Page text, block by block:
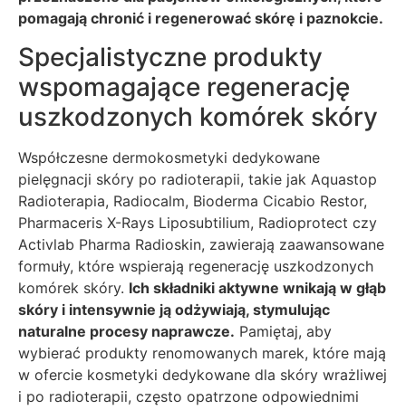
pomagają chronić i regenerować skórę i paznokcie.
Specjalistyczne produkty
wspomagające regenerację
uszkodzonych komórek skóry
Współczesne dermokosmetyki dedykowane
pielęgnacji skóry po radioterapii, takie jak Aquastop
Radioterapia, Radiocalm, Bioderma Cicabio Restor,
Pharmaceris X-Rays Liposubtilium, Radioprotect czy
Activlab Pharma Radioskin, zawierają zaawansowane
formuły, które wspierają regenerację uszkodzonych
komórek skóry. Ich składniki aktywne wnikają w głąb
skóry i intensywnie ją odżywiają, stymulując
naturalne procesy naprawcze. Pamiętaj, aby
wybierać produkty renomowanych marek, które mają
w ofercie kosmetyki dedykowane dla skóry wrażliwej
i po radioterapii, często opatrzone odpowiednimi